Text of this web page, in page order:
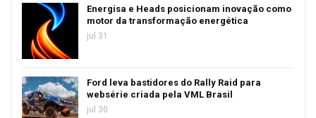
Energisa e Heads posicionam inovação como
motor da transformação energética
jul 31
Ford leva bastidores do Rally Raid para
websérie criada pela VML Brasil
jul 30